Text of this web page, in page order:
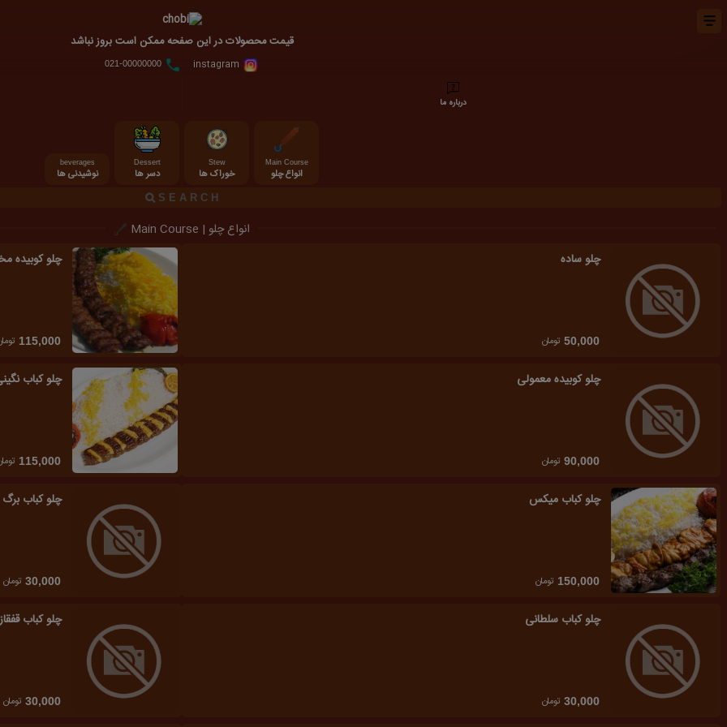
قیمت محصولات در این صفحه ممکن است بروز نباشد
021-00000000
درباره ما
Main Course
انواع چلو
Stew
خوراک ها
Dessert
دسر ها
beverages
نوشیدنی ها
انواع چلو | Main Course
چلو ساده
50,000 تومان
چلو
115,000
چلو کوبیده معمولی
90,000 تومان
چلو کباب
115,000
چلو کباب میکس
150,000 تومان
چلو کباب برگ
30,000 تومان
چلو کباب سلطانی
30,000 تومان
چلو کباب
30,000 تومان